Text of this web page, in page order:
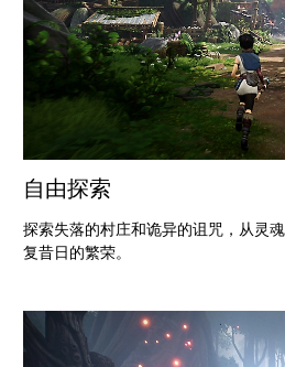
自由探索
探索失落的村庄和诡异的诅咒，从灵
复昔日的繁荣。